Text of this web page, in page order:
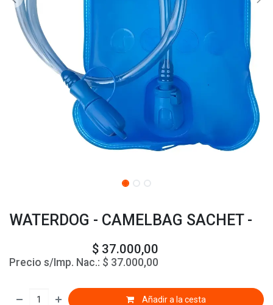
WATERDOG - CAMELBAG SACHET -
$ 37.000,00
Precio s/Imp. Nac.: $ 37.000,00
Añadir a la cesta